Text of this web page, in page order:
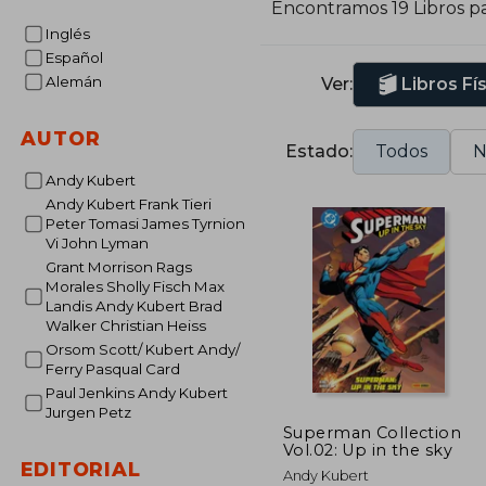
Inglés
Español
Alemán
AUTOR
Andy Kubert
Andy Kubert Frank Tieri
Peter Tomasi James Tyrnion
Vi John Lyman
Grant Morrison Rags
Morales Sholly Fisch Max
Landis Andy Kubert Brad
Walker Christian Heiss
Orsom Scott/ Kubert Andy/
Ferry Pasqual Card
Paul Jenkins Andy Kubert
Jurgen Petz
EDITORIAL
Encontramos 19 Libros
Ver: Libros
Estado: Todos
Superman Collection
Vol.02: Up in the sky
Andy Kubert